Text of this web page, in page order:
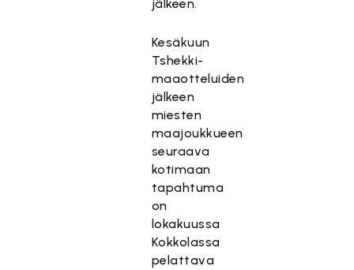
jälkeen.
Kesäkuun
Tshekki-
maaotteluiden
jälkeen
miesten
maajoukkueen
seuraava
kotimaan
tapahtuma
on
lokakuussa
Kokkolassa
pelattava